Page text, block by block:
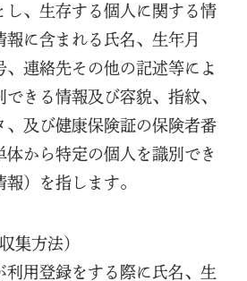
し、生存する個人に関する情
に含まれる氏名、生年月
、連絡先その他の記述等によ
できる情報及び容貌、指紋、
、及び健康保険証の保険者番
から特定の個人を識別でき
）を指します。
集方法）
利用登録をする際に氏名、生